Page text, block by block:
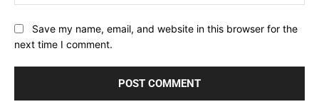
Save my name, email, and website in this browser for the
next time I comment.